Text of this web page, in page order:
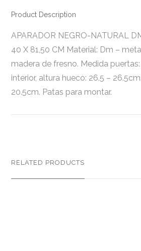
Product Description
APARADOR NEGRO-NATURAL
40 X 81,50 CM Material: Dm –
madera de fresno. Medida
interior, altura hueco: 26.5 –
20.5cm. Patas para montar.
RELATED PRODUCTS